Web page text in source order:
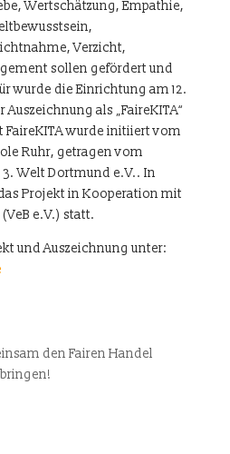
Wertschätzung, Empathie,
Verzicht,
sollen gefördert und
wurde die Einrichtung am 12.
als „FaireKITA“
FaireKITA wurde initiiert vom
Ruhr, getragen vom
Welt Dortmund e.V.. In
Projekt in Kooperation mit
e.V.) statt.
und Auszeichnung unter:
den Fairen Handel